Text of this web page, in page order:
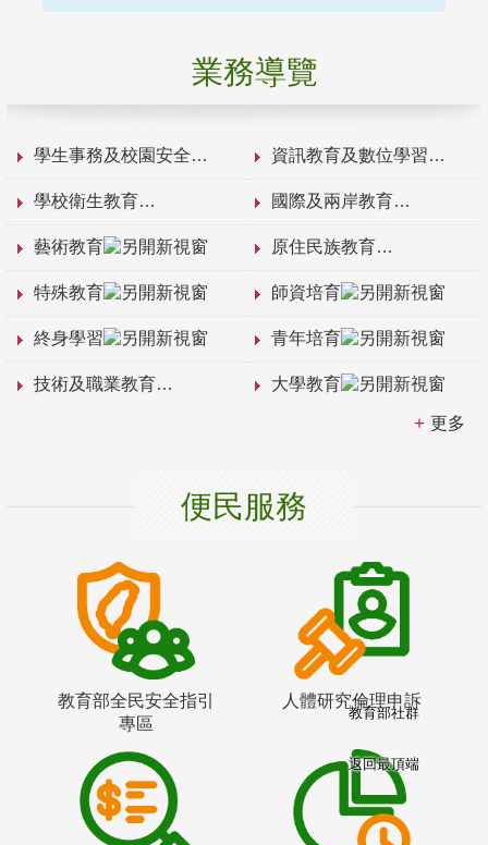
業務導覽
學生事務及校園安全 資訊教育及數位學習
學校衛生教育 國際及兩岸教育
藝術教育 原住民族教育
特殊教育 師資培育
終身學習 青年培育
技術及職業教育 大學教育
更多
便民服務
教育部全民安全指引
專區
人體研究倫理申訴
教育部社群
返回最頂端